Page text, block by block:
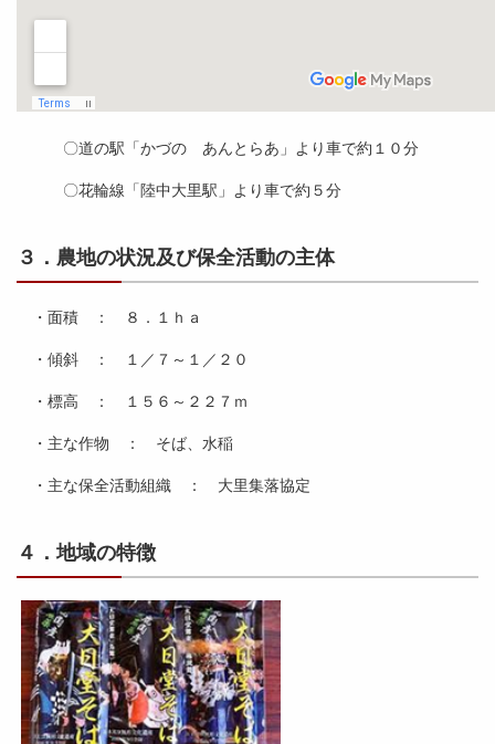
〇道の駅「かづの あんとらあ」より車で約１０分
〇花輪線「陸中大里駅」より車で約５分
３．農地の状況及び保全活動の主体
・面積 ： ８．１ｈａ
・傾斜 ： １／７～１／２０
・標高 ： １５６～２２７ｍ
・主な作物 ： そば、水稲
・主な保全活動組織 ： 大里集落協定
４．地域の特徴